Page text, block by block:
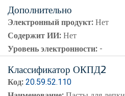
Дополнительно
Электронный продукт:Нет
Содержит ИИ:Нет
Уровень электронности: -
Классификатор ОКПД2
Код:20.59.52.110